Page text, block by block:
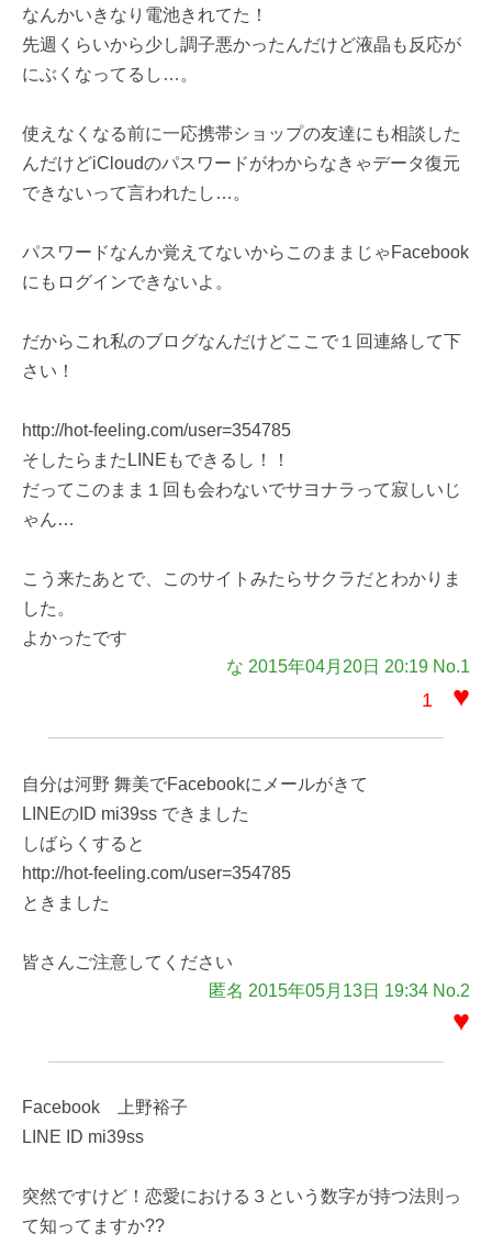
なんかいきなり電池きれてた！
先週くらいから少し調子悪かったんだけど液晶も反応が
にぶくなってるし…。
使えなくなる前に一応携帯ショップの友達にも相談した
んだけどiCloud‎のパスワードがわからなきゃデータ復元
できないって言われたし…。
パスワードなんか覚えてないからこのままじゃFacebook
にもログインできないよ。
だからこれ私のブログなんだけどここで１回連絡して下
さい！
http://hot-feeling.com/user=354785
そしたらまたLINEもできるし！！
だってこのまま１回も会わないでサヨナラって寂しいじ
ゃん…
こう来たあとで、このサイトみたらサクラだとわかりま
した。
よかったです
な 2015年04月20日 20:19 No.1
1 ♥
自分は河野 舞美でFacebookにメールがきて
LINEのID mi39ss できました
しばらくすると
http://hot-feeling.com/user=354785
ときました
皆さんご注意してください
匿名 2015年05月13日 19:34 No.2
♥
Facebook 上野裕子
LINE ID mi39ss
突然ですけど！恋愛における３という数字が持つ法則っ
て知ってますか??